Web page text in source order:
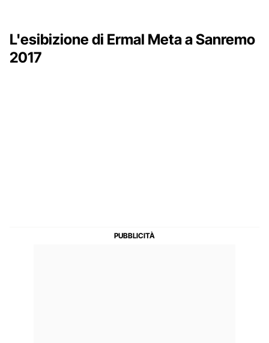
L'esibizione di Ermal Meta a Sanremo
2017